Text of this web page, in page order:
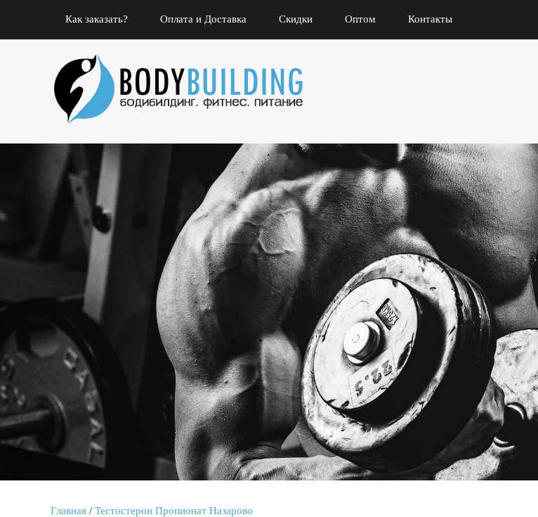
Как заказать? Оплата и Доставка Скидки Оптом Контакты
Главная / Тестостерон Пропионат Назарово